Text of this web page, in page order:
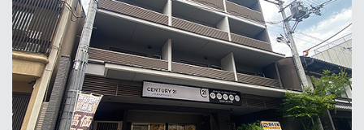
18,000万円
46.34㎡
神宮丸太町駅
歩7分
第5位